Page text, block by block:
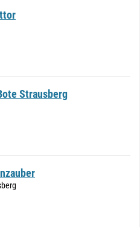
Strausberg